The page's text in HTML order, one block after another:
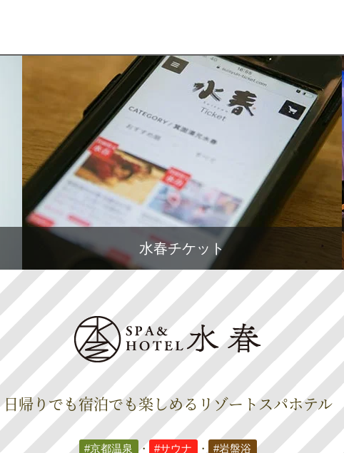
水春チケット
日帰りでも宿泊でも楽しめる リゾートスパホテル
#京都温泉 ・ #サウナ ・ #岩盤浴